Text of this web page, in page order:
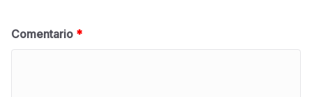
Comentario *